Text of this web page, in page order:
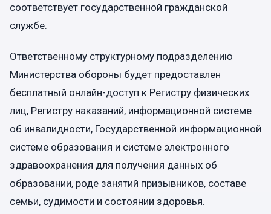
соответствует государственной гражданской
службе.
Ответственному структурному подразделению
Министерства обороны будет предоставлен
бесплатный онлайн-доступ к Регистру физических
лиц, Регистру наказаний, информационной системе
об инвалидности, Государственной информационной
системе образования и системе электронного
здравоохранения для получения данных об
образовании, роде занятий призывников, составе
семьи, судимости и состоянии здоровья.